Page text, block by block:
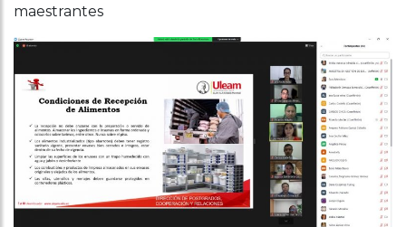
maestrantes